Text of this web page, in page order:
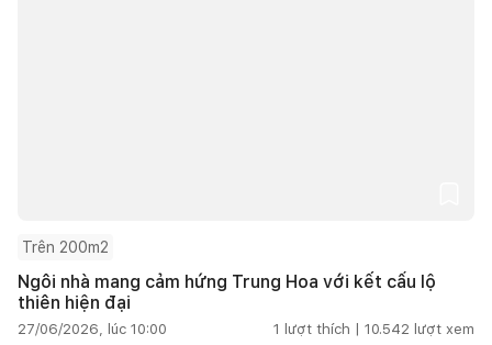
Trên 200m2
Ngôi nhà mang cảm hứng Trung Hoa với kết cấu lộ
thiên hiện đại
27/06/2026, lúc 10:00 1 lượt thích | 10.542 lượt xem